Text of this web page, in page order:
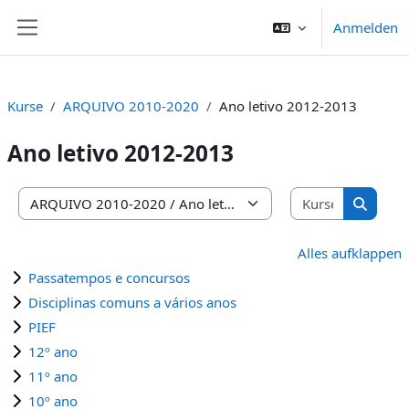
Anmelden
Kurse ARQUIVO 2010-2020 Ano letivo 2012-2013
Ano letivo 2012-2013
Kursbereiche
Kurse
Kurse
Alles aufklappen
Passatempos e concursos
Disciplinas comuns a vários anos
PIEF
12º ano
11º ano
10º ano